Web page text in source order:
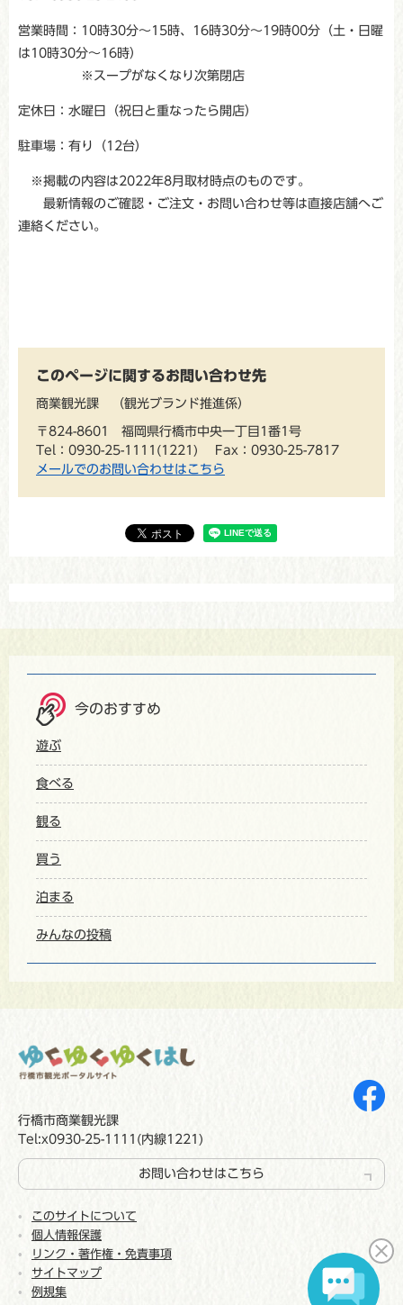
営業時間：10時30分～15時、16時30分～19時00分（土・日曜
は10時30分～16時）
※スープがなくなり次第閉店
定休日：水曜日（祝日と重なったら開店）
駐車場：有り（12台）
※掲載の内容は2022年8月取材時点のものです。
最新情報のご確認・ご注文・お問い合わせ等は直接店舗へご
連絡ください。
このページに関するお問い合わせ先
商業観光課 観光ブランド推進係
〒824-8601 福岡県行橋市中央一丁目1番1号
Tel：0930-25-1111(1221)
Fax：0930-25-7817
メールでのお問い合わせはこちら
今のおすすめ
遊ぶ
食べる
観る
買う
泊まる
みんなの投稿
行橋市商業観光課
Tel:x0930-25-1111(内線1221)
お問い合わせはこちら
このサイトについて
個人情報保護
リンク・著作権・免責事項
サイトマップ
例規集